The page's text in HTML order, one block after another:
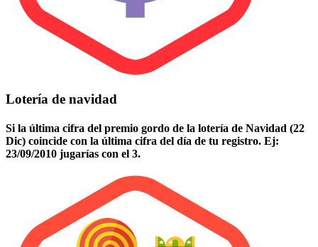
Lotería de navidad
Si la última cifra del premio gordo de la lotería de Navidad (22
Dic) coincide con la última cifra del día de tu registro. Ej:
23/09/2010 jugarías con el 3.